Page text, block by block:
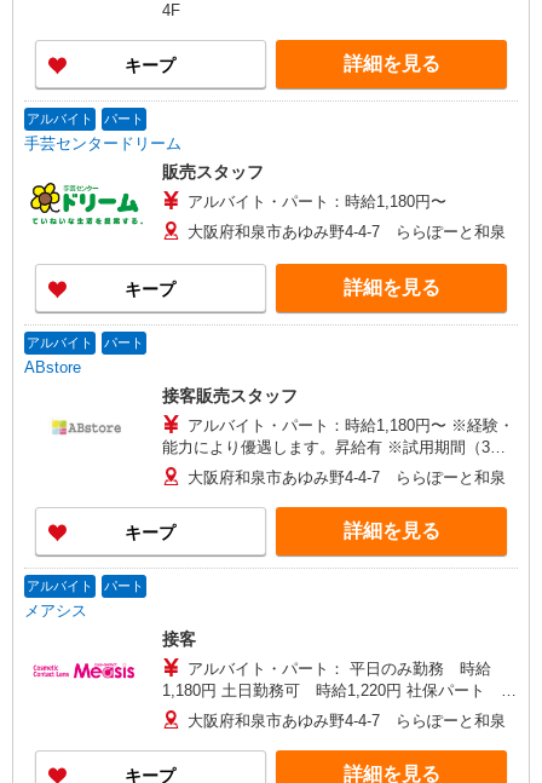
4F
キープ 詳細を見る
アルバイト パート
手芸センタードリーム
販売スタッフ
アルバイト・パート：時給1,180円〜
大阪府和泉市あゆみ野4-4-7 ららぽーと和泉
キープ 詳細を見る
アルバイト パート
ABstore
接客販売スタッフ
アルバイト・パート：時給1,180円〜 ※経験・
能力により優遇します。昇給有 ※試用期間（3ヶ
月間）：同条件
大阪府和泉市あゆみ野4-4-7 ららぽーと和泉
キープ 詳細を見る
アルバイト パート
メアシス
接客
アルバイト・パート： 平日のみ勤務 時給
1,180円 土日勤務可 時給1,220円 社保パート 時
給1,220円
大阪府和泉市あゆみ野4-4-7 ららぽーと和泉
キープ 詳細を見る